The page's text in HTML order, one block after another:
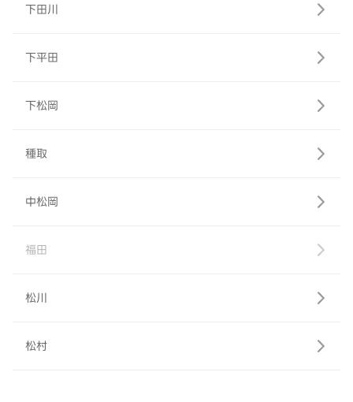
下田川
下平田
下松岡
種取
中松岡
福田
松川
松村